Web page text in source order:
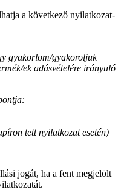
a következő nyilatkozat-
gyakorlom/gyakoroljuk
ek adásvételére irányuló
tett nyilatkozat esetén)
jogát, ha a fent megjelölt